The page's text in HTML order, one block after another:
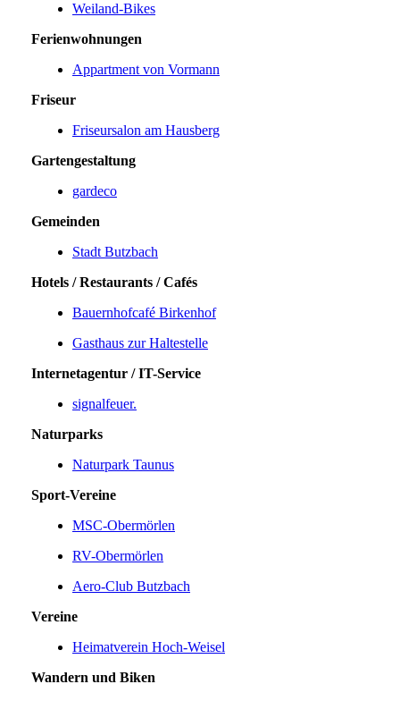
Weiland-Bikes
Ferienwohnungen
Appartment von Vormann
Friseur
Friseursalon am Hausberg
Gartengestaltung
gardeco
Gemeinden
Stadt Butzbach
Hotels / Restaurants / Cafés
Bauernhofcafé Birkenhof
Gasthaus zur Haltestelle
Internetagentur / IT-Service
signalfeuer.
Naturparks
Naturpark Taunus
Sport-Vereine
MSC-Obermörlen
RV-Obermörlen
Aero-Club Butzbach
Vereine
Heimatverein Hoch-Weisel
Wandern und Biken